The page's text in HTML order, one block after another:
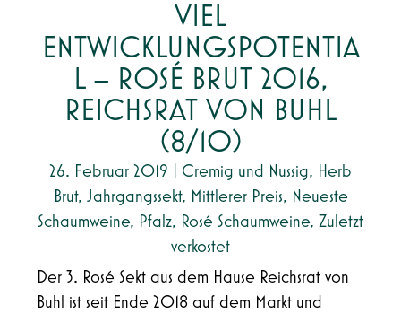
VIEL
ENTWICKLUNGSPOTENTIA
L – ROSÉ BRUT 2016,
REICHSRAT VON BUHL
(8/10)
26. Februar 2019 Cremig und Nussig, Herb
Brut, Jahrgangssekt, Mittlerer Preis, Neueste
Schaumweine, Pfalz, Rosé Schaumweine, Zuletzt
verkostet
Der 3. Rosé Sekt aus dem Hause Reichsrat von
Buhl ist seit Ende 2018 auf dem Markt und